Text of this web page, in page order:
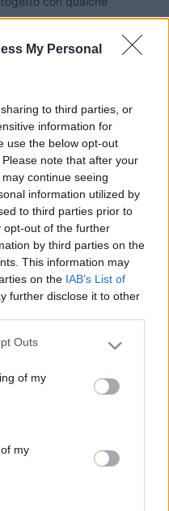
My Personal
to third parties, or
information for
use the below opt-out
note that after your
continue seeing
information utilized by
to third parties prior to
opt-out of the further
by third parties on the
This information may
on the IAB’s List of
further disclose it to other
one or more Google
You may click to
its third-party tags to
in below Google
Outs
of my
my
interessante, ci sono stato
e' piaciuto come tutta la
inserito in
messaggio in nuova
ansiosi di conoscere gli
costa le possibilità di sosta
buona idea,poi dipende
aggiungere quel tocco in
no, le vostre